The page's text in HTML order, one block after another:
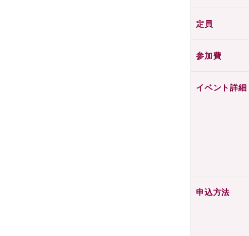
定員
参加費
イベント詳細
申込方法